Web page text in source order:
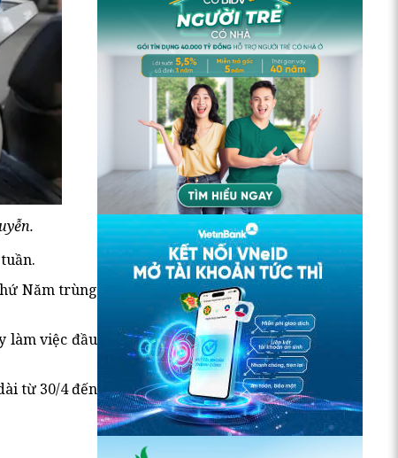
Năm trùng
làm việc đầu
từ 30/4 đến